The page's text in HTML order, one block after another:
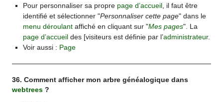
Pour personnaliser sa propre page d’accueil, il faut être
identifié et sélectionner "Personnaliser cette page" dans le
menu déroulantaffiché en cliquant sur "Mes pages". La
page d’accueildes [visiteurs est définie par l’administrateur.
Voir aussi : Page
36. Comment afficher mon arbre généalogique dans
webtrees ?